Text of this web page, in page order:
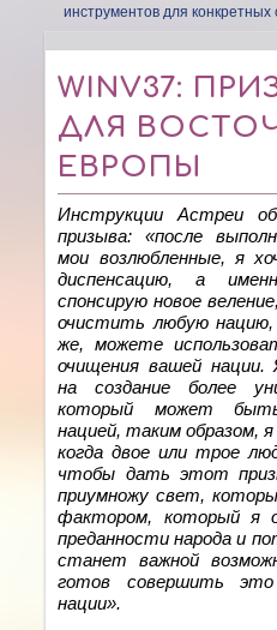
инструментов для конкретных
WINV37:
ДЛЯ
ЕВРОПЫ
Инструкции Астреи об
призыва: «после
мои возлюбленные, я
диспенсацию, а
спонсирую новое
очистить любую нацию,
же, можете
очищения вашей нации.
на создание более
который может быть
нацией, таким образом,
когда двое или трое
чтобы дать этот
приумножу свет,
фактором, который я
преданности народа и
станет важной
готов совершить
нации».